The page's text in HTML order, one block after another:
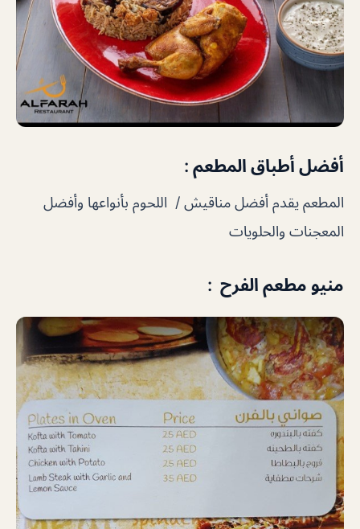
أفضل أطباق المطعم :
المطعم يقدم أفضل مناقيش / اللحوم بأنواعها وأفضل
المعجنات والحلويات
منيو مطعم الفرح :